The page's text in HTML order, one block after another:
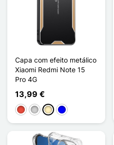
Capa com efeito metálico
Xiaomi Redmi Note 15
Pro 4G
13,99 €
Vermelho
PrataOuroAzul